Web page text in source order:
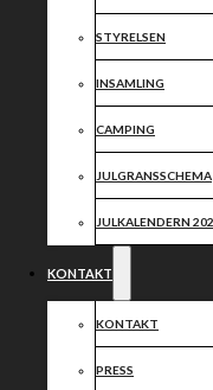
STYRELSEN
INSAMLING
CAMPING
JULGRANSSCHEMA
JULKALENDERN
KONTAKT
KONTAKT
PRESS